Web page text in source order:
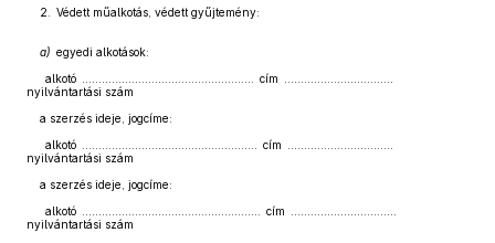
2. Védett műalkotás, védett gyűjtemény:
a) egyedi alkotások:
alkotó .................................................... cím .................................
nyilvántartási szám
a szerzés ideje, jogcíme:
alkotó ..................................................... cím ................................
nyilvántartási szám
a szerzés ideje, jogcíme:
alkotó ...................................................... cím ................................
nyilvántartási szám